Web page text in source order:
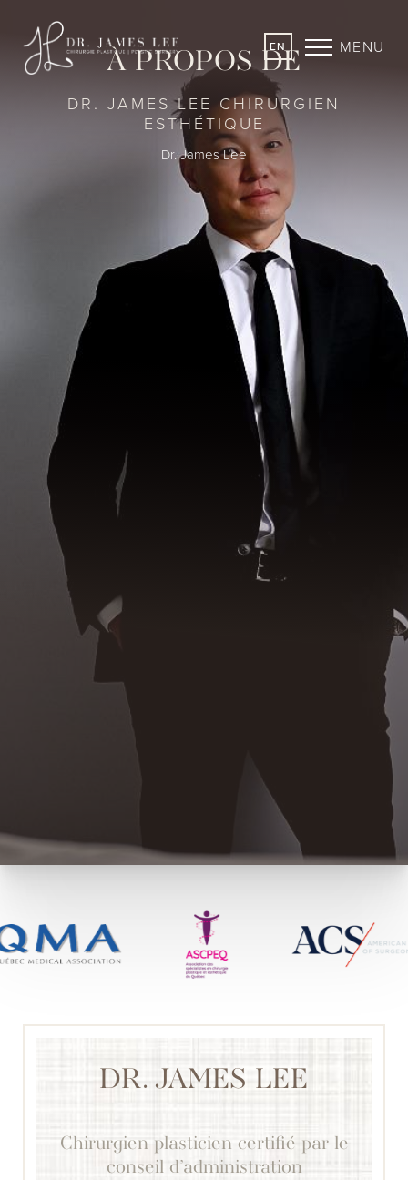
EN MENU
À PROPOS DE
DR. JAMES LEE CHIRURGIEN
ESTHÉTIQUE
Dr. James Lee
DR. JAMES LEE
Chirurgien plasticien certifié par le
conseil d’administration